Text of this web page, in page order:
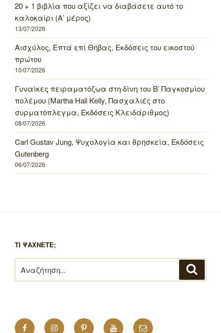
20 + 1 βιβλία που αξίζει να διαβάσετε αυτό το
καλοκαίρι (Α’ μέρος)
13/07/2026
Αισχύλος, Επτά επί Θήβας, Εκδόσεις του εικοστού
πρώτου
10/07/2026
Γυναίκες πειραματόζωα στη δίνη του Β’ Παγκοσμίου
πολέμου (Martha Hall Kelly, Πασχαλιές στο
συρματόπλεγμα, Εκδόσεις Κλειδάριθμος)
08/07/2026
Carl Gustav Jung, Ψυχολογία και θρησκεία, Εκδόσεις
Gutenberg
06/07/2026
ΤΙ ΨΑΧΝΕΤΕ;
για:
FacebookInstagramPinterest YouTubeEmail